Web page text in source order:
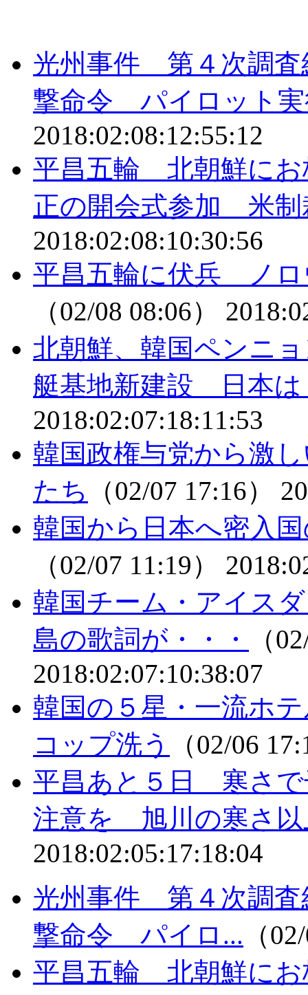
光州事件 第４次調
撃命令 パイロット実
2018:02:08:12:55:12
平昌五輪 北朝鮮に
正の開会式参加 米制
2018:02:08:10:30:56
平昌五輪に伏兵 ノ
（02/08 08:06）
北朝鮮、韓国ペンニ
艇基地新建設 日本は
2018:02:07:18:11:53
韓国政権与党から激
たち
（02/07 17:16）
韓国から日本へ密入
（02/07 11:19）
韓国チーム・アイス
島の歌詞が・・・
（
2018:02:07:10:38:07
韓国の５星・一流ホ
コップ洗う
（02/06
平昌あと５日 寒さ
注意を 旭川の寒さ以
2018:02:05:17:18:04
光州事件 第４次調
撃命令 パイロ... （
平昌五輪 北朝鮮に